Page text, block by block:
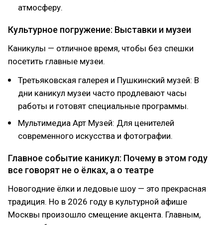
атмосферу.
Культурное погружение: Выставки и музеи
Каникулы — отличное время, чтобы без спешки
посетить главные музеи.
Третьяковская галерея и Пушкинский музей: В
дни каникул музеи часто продлевают часы
работы и готовят специальные программы.
Мультимедиа Арт Музей: Для ценителей
современного искусства и фотографии.
Главное событие каникул: Почему в этом году
все говорят не о ёлках, а о театре
Новогодние ёлки и ледовые шоу — это прекрасная
традиция. Но в 2026 году в культурной афише
Москвы произошло смещение акцента. Главным,